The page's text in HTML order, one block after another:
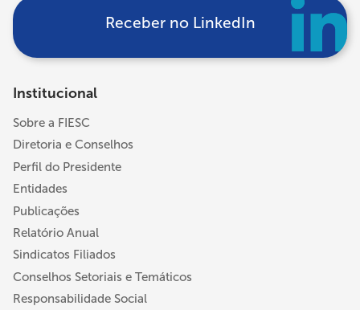
Receber no LinkedIn
Institucional
Sobre a FIESC
Diretoria e Conselhos
Perfil do Presidente
Entidades
Publicações
Relatório Anual
Sindicatos Filiados
Conselhos Setoriais e Temáticos
Responsabilidade Social